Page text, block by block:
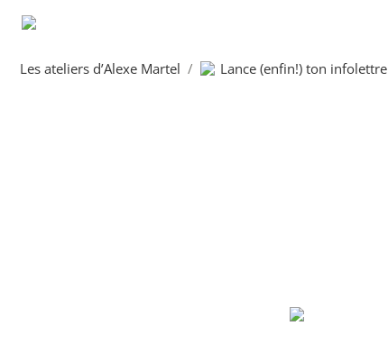
Les ateliers d’Alexe Martel / Lance (enfin!) ton infolettre